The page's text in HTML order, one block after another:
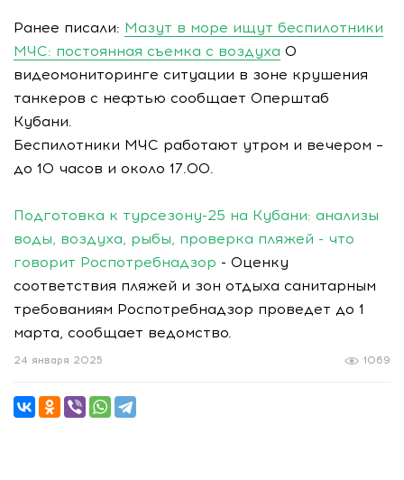
Ранее писали: Мазут в море ищут беспилотники
МЧС: постоянная съемка с воздуха О
видеомониторинге ситуации в зоне крушения
танкеров с нефтью сообщает Оперштаб
Кубани.
Беспилотники МЧС работают утром и вечером –
до 10 часов и около 17.00.
Подготовка к турсезону-25 на Кубани: анализы
воды, воздуха, рыбы, проверка пляжей - что
говорит Роспотребнадзор - Оценку
соответствия пляжей и зон отдыха санитарным
требованиям Роспотребнадзор проведет до 1
марта, сообщает ведомство.
1069
24 января 2025